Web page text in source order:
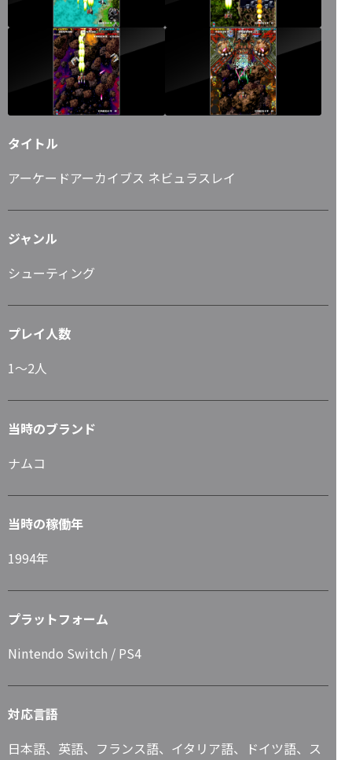
タイトル
アーケードアーカイブス ネビュラスレイ
ジャンル
シューティング
プレイ人数
1～2人
当時のブランド
ナムコ
当時の稼働年
1994年
プラットフォーム
Nintendo Switch / PS4
対応言語
日本語、英語、フランス語、イタリア語、ドイツ語、ス